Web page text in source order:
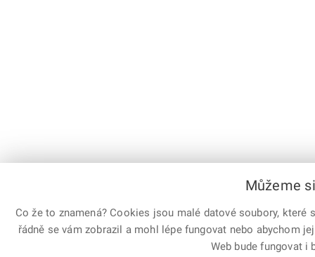
Můžeme
Co že to znamená? Cookies jsou malé datové soubory,
řádně se vám zobrazil a mohl lépe fungovat nebo abychom
Web bude fungovat i